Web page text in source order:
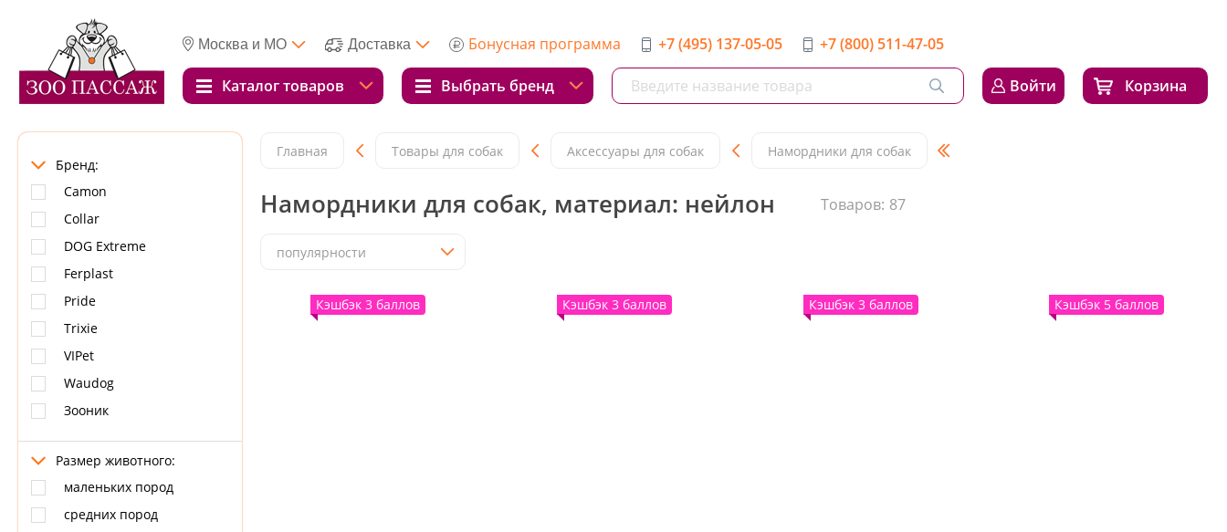
Москва и МО Доставка Бонусная программа +7 (495) 137-05-05 +7 (800) 511-47-05
Каталог товаров Выбрать бренд Войти Корзина
Бренд:
Camon
Collar
DOG Extreme
Ferplast
Pride
Trixie
VIPet
Waudog
Зооник
Размер животного:
маленьких пород
средних пород
Главная Товары для собак Аксессуары для собак Намордники для собак
Намордники для собак, материал: нейлон Товаров: 87
популярности
Кэшбэк 3 баллов Кэшбэк 3 баллов Кэшбэк 3 баллов Кэшбэк 5 баллов